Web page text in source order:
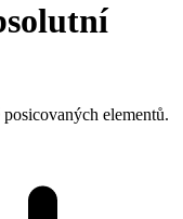
posicovaných elementů.